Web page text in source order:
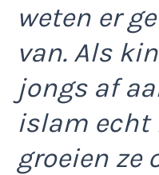
weten er
van. Als
jongs af
islam echt
groeien ze